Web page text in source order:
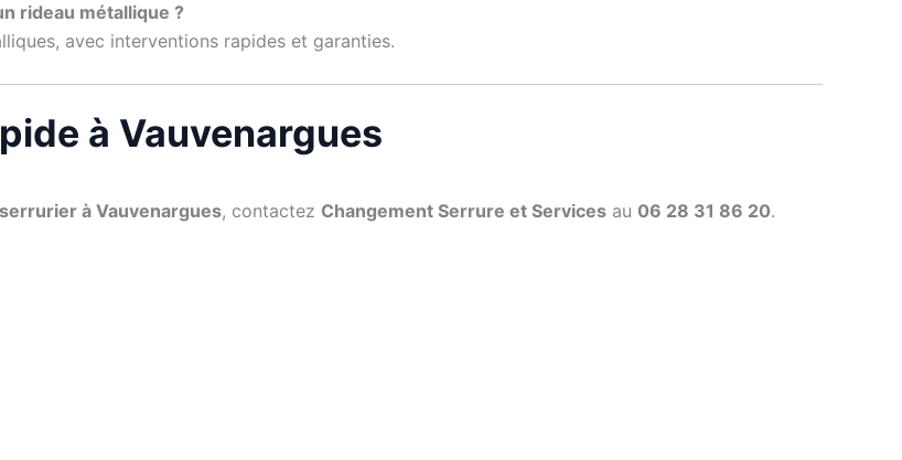
rideau métallique ?
avec interventions rapides et garanties.
à Vauvenargues
à Vauvenargues, contactez Changement Serrure et Services au 06 28 31 86 20.